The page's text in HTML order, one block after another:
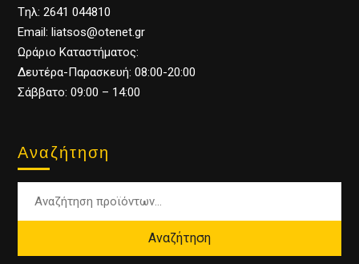
Tηλ: 2641 044810
Email: liatsos@otenet.gr
Ωράριο Καταστήματος:
Δευτέρα-Παρασκευή: 08:00-20:00
Σάββατο: 09:00 – 14:00
Αναζήτηση
Αναζήτηση